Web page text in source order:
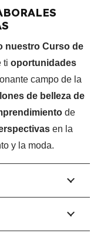
(BONOS)
nuestro Curso de
ti oportunidades
campo de la
de belleza de
de
en la
y la moda.